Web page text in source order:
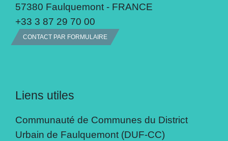
57380 Faulquemont - FRANCE
+33 3 87 29 70 00
CONTACT PAR FORMULAIRE
Liens utiles
Communauté de Communes du District
Urbain de Faulquemont (DUF-CC)